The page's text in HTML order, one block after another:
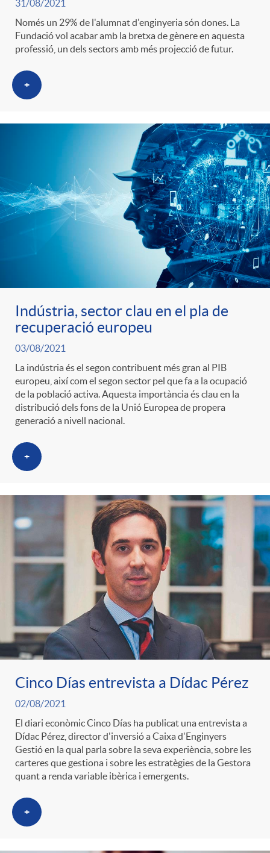
31/08/2021
Només un 29% de l'alumnat d'enginyeria són dones. La
Fundació vol acabar amb la bretxa de gènere en aquesta
professió, un dels sectors amb més projecció de futur.
+
Indústria, sector clau en el pla de
recuperació europeu
03/08/2021
La indústria és el segon contribuent més gran al PIB
europeu, així com el segon sector pel que fa a la ocupació
de la població activa. Aquesta importància és clau en la
distribució dels fons de la Unió Europea de propera
generació a nivell nacional.
+
Cinco Días entrevista a Dídac Pérez
02/08/2021
El diari econòmic Cinco Días ha publicat una entrevista a
Dídac Pérez, director d'inversió a Caixa d'Enginyers
Gestió en la qual parla sobre la seva experiència, sobre les
carteres que gestiona i sobre les estratègies de la Gestora
quant a renda variable ibèrica i emergents.
+